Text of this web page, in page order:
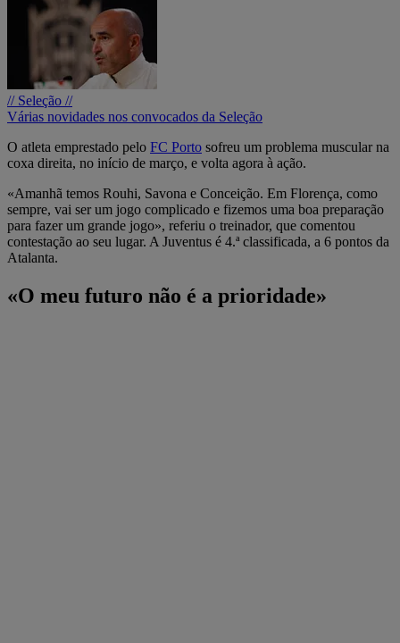
// Seleção //
Várias novidades nos convocados da Seleção
O atleta emprestado pelo FC Porto sofreu um problema muscular na
coxa direita, no início de março, e volta agora à ação.
«Amanhã temos Rouhi, Savona e Conceição. Em Florença, como
sempre, vai ser um jogo complicado e fizemos uma boa preparação
para fazer um grande jogo», referiu o treinador, que comentou
contestação ao seu lugar. A Juventus é 4.ª classificada, a 6 pontos da
Atalanta.
«O meu futuro não é a prioridade»